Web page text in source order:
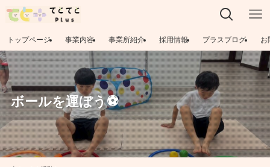
トップページ 事業内容 事業所紹介 採用情報 プラスブログ お
ボールを運ぼう⚽